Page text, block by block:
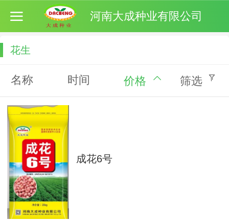
河南大成种业有限公司
花生
名称 时间 价格 筛选
成花6号